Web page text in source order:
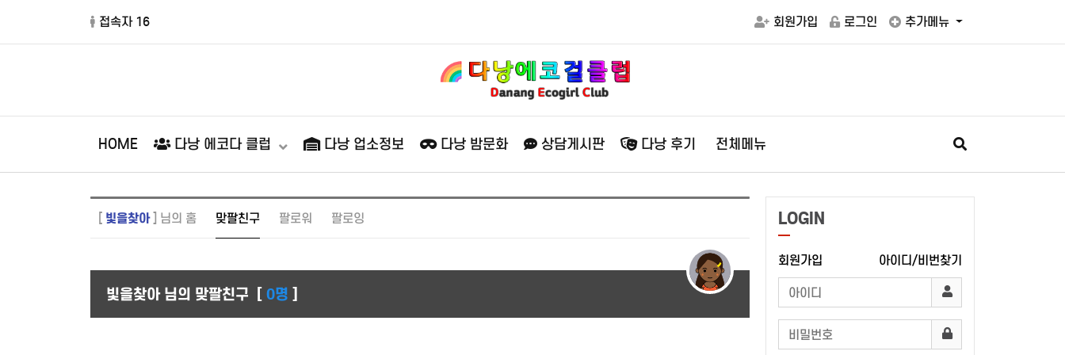
접속자 16 회원가입 로그인 추가메뉴
HOME 다낭 에코다 클럽 다낭 업소정보 다낭 밤문화 상담게시판 다낭 후기 전체메뉴
[ 빛을찾아] 님의 홈 맞팔친구 팔로워 팔로잉
빛을찾아 님의 맞팔친구 [ 0명 ]
LOGIN
회원가입 아이디/비번찾기